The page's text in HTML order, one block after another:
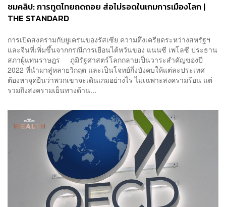
ชมคลิป: การทูตไทยถดถอย ส่อไม่รอดในเกมการเมืองโลก |
THE STANDARD
การเปิดสงครามกับยูเครนของรัสเซีย ความตึงเครียดระหว่างสหรัฐฯ
และจีนที่เพิ่มขึ้นจากกรณีการเยือนไต้หวันของ แนนซี เพโลซี ประธาน
สภาผู้แทนราษฎร ภูมิรัฐศาสตร์โลกกลายเป็นวาระสำคัญของปี
2022 ที่นำมาสู่หลายวิกฤต และเป็นโจทย์กึ่งบังคบให้แต่ละประเทศ
ต้องหาจุดยืนว่าพวกเขาจะเดินเกมอย่างไร ไม่เฉพาะสงครามร้อน แต่
รวมถึงสงครามเย็นทางด้าน...